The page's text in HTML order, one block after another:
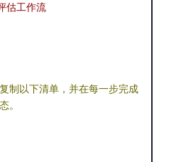
估工作流
制以下清单，并在每一步完成
。